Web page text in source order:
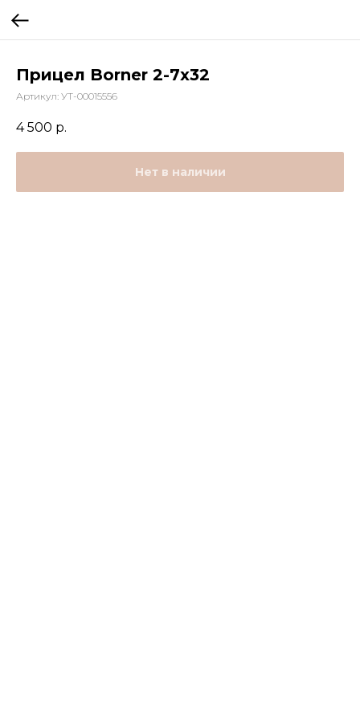
Прицел Borner 2-7x32
Артикул: УТ-00015556
4 500 р.
Нет в наличии